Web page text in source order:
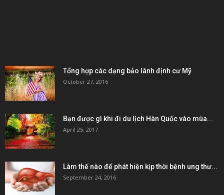
Tổng hợp các dạng bảo lãnh định cư Mỹ
October 27, 2016
Bạn được gì khi đi du lịch Hàn Quốc vào mùa...
April 25, 2017
Làm thế nào để phát hiện kịp thời bệnh ung thư...
September 24, 2016